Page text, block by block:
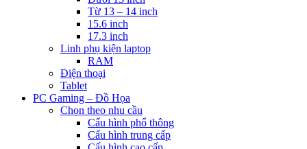
Từ 13 – 14 inch
15.6 inch
17.3 inch
Linh phụ kiện laptop
RAM
Điện thoại
Tablet
PC Gaming – Đồ Họa
Chọn theo nhu cầu
Cấu hình phổ thông
Cấu hình trung cấp